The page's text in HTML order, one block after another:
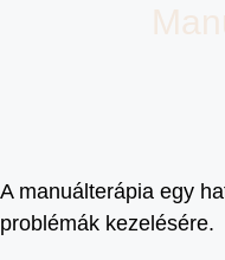
A manuálterápia egy
problémák kezelésére.